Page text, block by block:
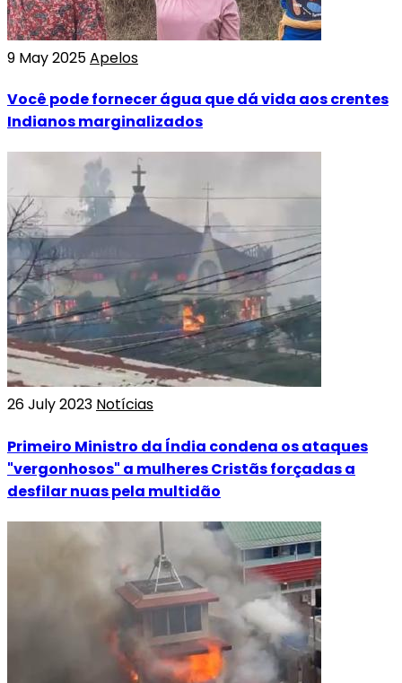
9 May 2025Apelos
Você pode fornecer água que dá vida aos crentes
Indianos marginalizados
26 July 2023 Notícias
Primeiro Ministro da Índia condena os ataques
"vergonhosos" a mulheres Cristãs forçadas a
desfilar nuas pela multidão